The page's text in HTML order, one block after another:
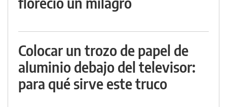
Colocar un trozo de papel de
aluminio debajo del televisor:
para qué sirve este truco